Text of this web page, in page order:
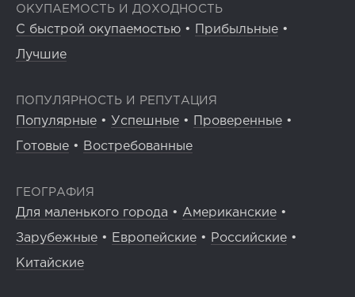
ОКУПАЕМОСТЬ И ДОХОДНОСТЬ
С быстрой окупаемостью • Прибыльные •
Лучшие
ПОПУЛЯРНОСТЬ И РЕПУТАЦИЯ
Популярные • Успешные • Проверенные •
Готовые • Востребованные
ГЕОГРАФИЯ
Для маленького города • Американские •
Зарубежные • Европейские • Российские •
Китайские